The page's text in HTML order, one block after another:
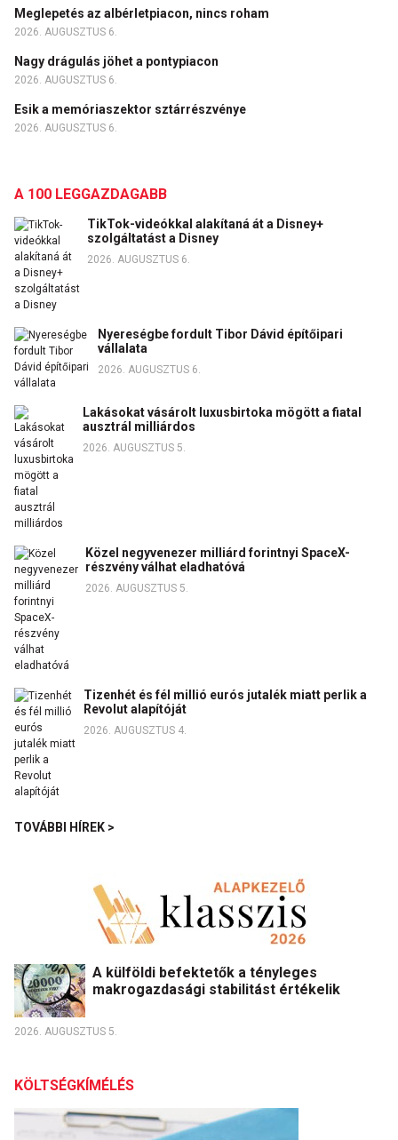
Meglepetés az albérletpiacon, nincs roham
2026. AUGUSZTUS 6.
Nagy drágulás jöhet a pontypiacon
2026. AUGUSZTUS 6.
Esik a memóriaszektor sztárrészvénye
2026. AUGUSZTUS 6.
A 100 LEGGAZDAGABB
TikTok-videókkal alakítaná át a Disney+
szolgáltatást a Disney
2026. AUGUSZTUS 6.
Nyereségbe fordult Tibor Dávid építőipari
vállalata
2026. AUGUSZTUS 6.
Lakásokat vásárolt luxusbirtoka mögött a fiatal
ausztrál milliárdos
2026. AUGUSZTUS 5.
Közel negyvenezer milliárd forintnyi SpaceX-
részvény válhat eladhatóvá
2026. AUGUSZTUS 5.
Tizenhét és fél millió eurós jutalék miatt perlik a
Revolut alapítóját
2026. AUGUSZTUS 4.
TOVÁBBI HÍREK >
A külföldi befektetők a tényleges
makrogazdasági stabilitást értékelik
2026. AUGUSZTUS 5.
KÖLTSÉGKÍMÉLÉS